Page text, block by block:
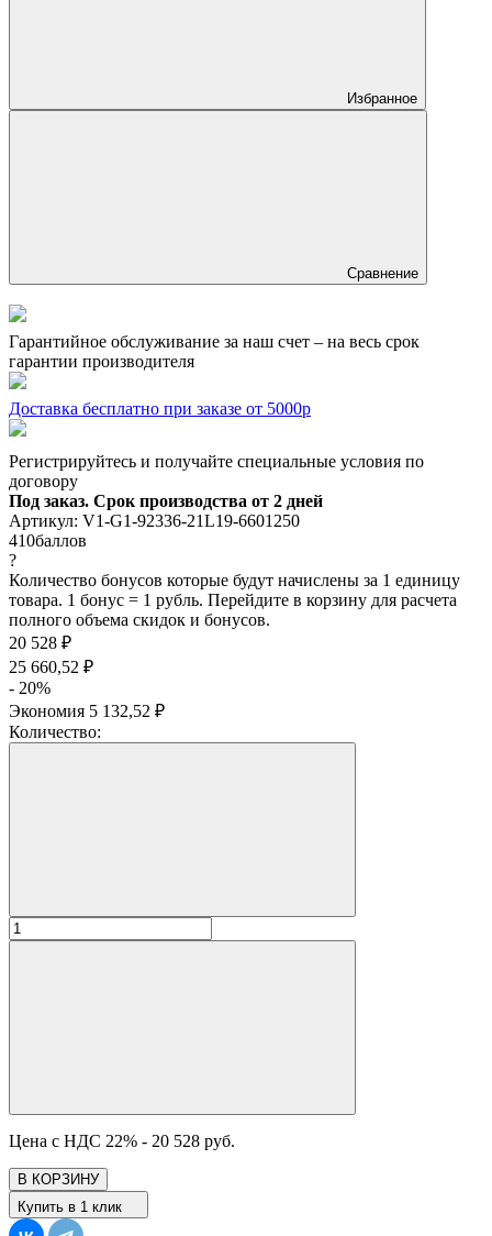
Избранное
Сравнение
Гарантийное обслуживание за наш счет – на весь срок
гарантии производителя
Доставка бесплатно при заказе от 5000р
Регистрируйтесь и получайте специальные условия по
договору
Под заказ. Срок производства от 2 дней
Артикул: V1-G1-92336-21L19-6601250
410баллов
?
Количество бонусов которые будут начислены за 1 единицу
товара. 1 бонус = 1 рубль. Перейдите в корзину для расчета
полного объема скидок и бонусов.
20 528 ₽
25 660,52 ₽
- 20%
Экономия 5 132,52 ₽
Количество:
Цена с НДС 22% - 20 528 руб.
В КОРЗИНУ
Купить в 1 клик